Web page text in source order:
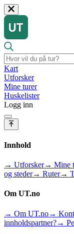
Kart
Utforsker
Mine turer
Huskelister
Logg inn
Innhold
→ Utforsker→ Mine
og steder→ Ruter→
Om UT.no
→ Om UT.no→
innholdspartner?→